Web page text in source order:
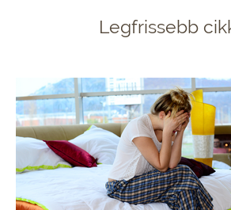
Legfrissebb